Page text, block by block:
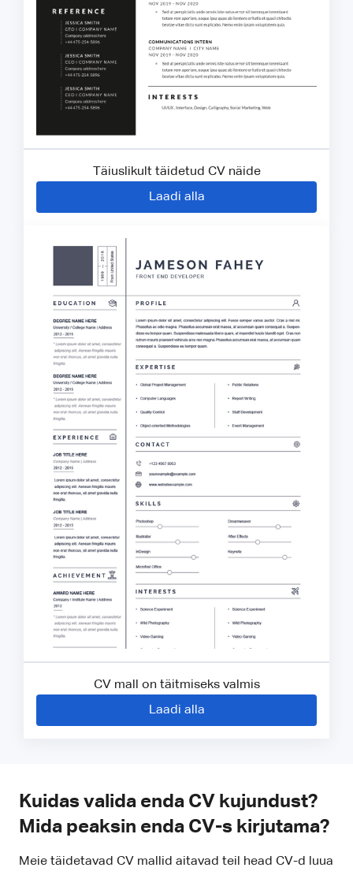
Täiuslikult täidetud CV näide
Laadi alla
CV mall on täitmiseks valmis
Laadi alla
Kuidas valida enda CV kujundust?
Mida peaksin enda CV-s kirjutama?
Meie täidetavad CV mallid aitavad teil head CV-d luua